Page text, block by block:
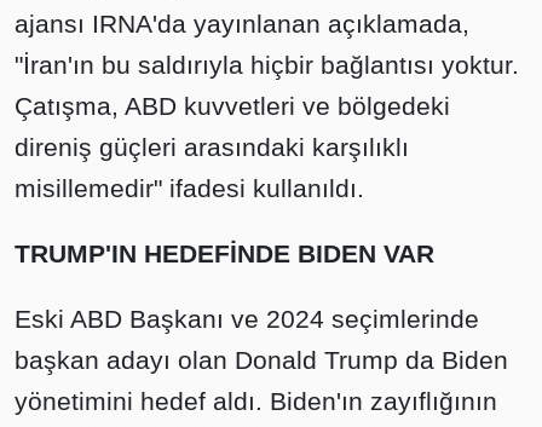
ajansı IRNA'da yayınlanan açıklamada,
"İran'ın bu saldırıyla hiçbir bağlantısı yoktur.
Çatışma, ABD kuvvetleri ve bölgedeki
direniş güçleri arasındaki karşılıklı
misillemedir" ifadesi kullanıldı.
TRUMP'IN HEDEFİNDE BIDEN VAR
Eski ABD Başkanı ve 2024 seçimlerinde
başkan adayı olan Donald Trump da Biden
yönetimini hedef aldı. Biden'ın zayıflığının